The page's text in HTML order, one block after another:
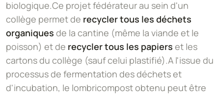
biologique.Ce projet fédérateur au sein d'un
collège permet de recycler tous les déchets
organiques de la cantine (même la viande et le
poisson) et de recycler tous les papiers et les
cartons du collège (sauf celui plastifié).A l'issue du
processus de fermentation des déchets et
d'incubation, le lombricompost obtenu peut être